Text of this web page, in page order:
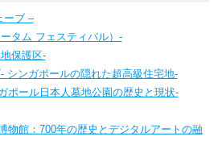
ブ –
タム フェスティバル）-
保護区-
ンガポールの隠れた超高級住宅地-
ール日本人墓地公園の歴史と現状-
館：700年の歴史とデジタルアートの融